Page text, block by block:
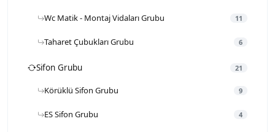
Wc Matik - Montaj Vidaları Grubu 11
Taharet Çubukları Grubu 6
Sifon Grubu 21
Körüklü Sifon Grubu 9
ES Sifon Grubu 4